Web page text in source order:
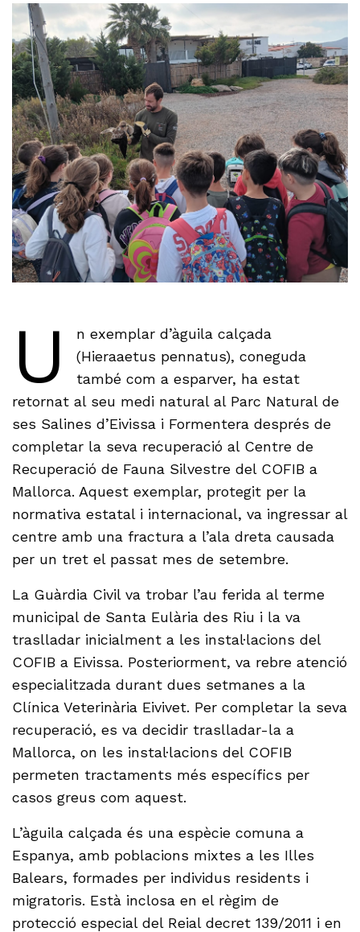
U
n exemplar d’àguila calçada
(Hieraaetus pennatus), coneguda
també com a esparver, ha estat
retornat al seu medi natural al Parc Natural de
ses Salines d’Eivissa i Formentera després de
completar la seva recuperació al Centre de
Recuperació de Fauna Silvestre del COFIB a
Mallorca. Aquest exemplar, protegit per la
normativa estatal i internacional, va ingressar al
centre amb una fractura a l’ala dreta causada
per un tret el passat mes de setembre.
La Guàrdia Civil va trobar l’au ferida al terme
municipal de Santa Eulària des Riu i la va
traslladar inicialment a les instal·lacions del
COFIB a Eivissa. Posteriorment, va rebre atenció
especialitzada durant dues setmanes a la
Clínica Veterinària Eivivet. Per completar la seva
recuperació, es va decidir traslladar-la a
Mallorca, on les instal·lacions del COFIB
permeten tractaments més específics per
casos greus com aquest.
L’àguila calçada és una espècie comuna a
Espanya, amb poblacions mixtes a les Illes
Balears, formades per individus residents i
migratoris. Està inclosa en el règim de
protecció especial del Reial decret 139/2011 i en